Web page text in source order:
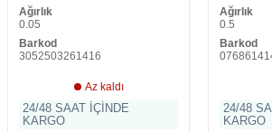
Ağırlık
0.05
Barkod
3052503261416
Az kaldı
24/48 SAAT İÇİNDE
KARGO
Ağırlık
0.5
Barkod
24/48
KARGO